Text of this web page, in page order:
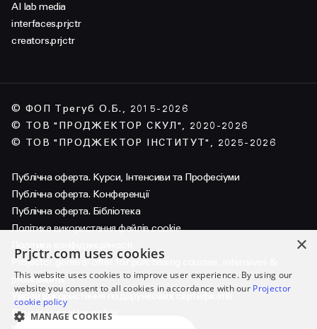
AI lab media
interfaces.prjctr
creators.prjctr
© ФОП Трегуб О.Б., 2015-2026
© ТОВ "ПРОДЖЕКТОР СКУЛ", 2020-2026
© ТОВ "ПРОДЖЕКТОР ІНСТИТУТ", 2025-2026
Публічна оферта. Курси, Інтенсиви та Професіуми
Публічна оферта. Конференції
Публічна оферта. Бібліотека
Політика використання файлів cookie
Projector general offer for purchasing courses, intensives &
professiums
Умови використання подарункових сертифікатів
Projector cookies policy
×
Prjctr.com uses cookies
This website uses cookies to improve user experience. By using our
website you consent to all cookies in accordance with our Projector
cookie policy
MANAGE COOKIES